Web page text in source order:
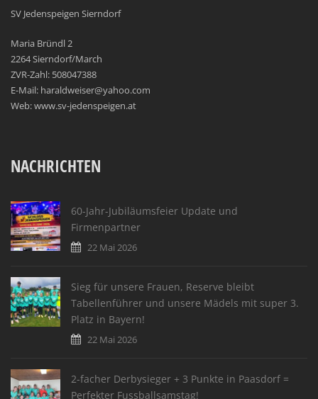
SV Jedenspeigen Sierndorf
Maria Bründl 2
2264 Sierndorf/March
ZVR-Zahl: 508047388
E-Mail: haraldweiser@yahoo.com
Web: www.sv-jedenspeigen.at
NACHRICHTEN
60-Jahr-Jubiläumsfeier Update und
Firmenpartner
22 Mai 2026
Sieg für unsere Frauen, Reserve bleibt
Tabellenführer und unsere Mädels mit super 3.
Platz in Bayern!
22 Mai 2026
2-facher Derbysieger + 3 Punkte in Paasdorf =
Perfekter Fussballsamstag!